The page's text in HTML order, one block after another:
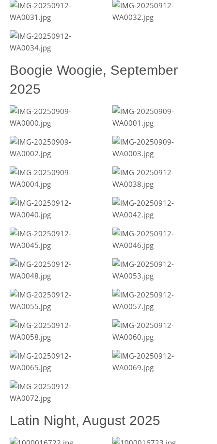
Boogie Woogie, September
2025
Latin Night, August 2025